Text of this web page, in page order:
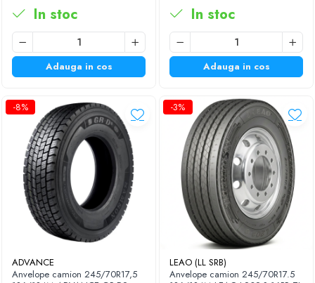
In stoc
Adauga in cos
In stoc
Adauga in cos
-8%
ADVANCE
Anvelope camion 245/70R17,5
-3%
LEAO (LL SRB)
Anvelope camion 245/70R17.5